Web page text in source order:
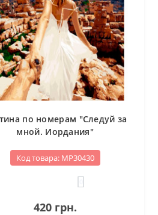
по номерам "Следуй за
мной. Иордания"
Код товара: МР30430
420 грн.